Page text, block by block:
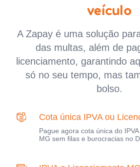
veículo
A Zapay é uma solução
das multas, além de
licenciamento, garantindo
só no seu tempo, mas
bolso.
Cota única IPVA ou
Pague agora cota única do
MG sem filas e burocracias no